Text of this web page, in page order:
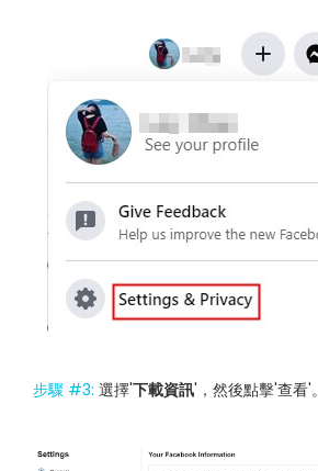
步驟 #3: 選擇'下載資訊'，然後點擊'查看'。